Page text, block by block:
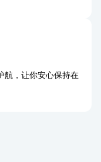
航，让你安心保持在